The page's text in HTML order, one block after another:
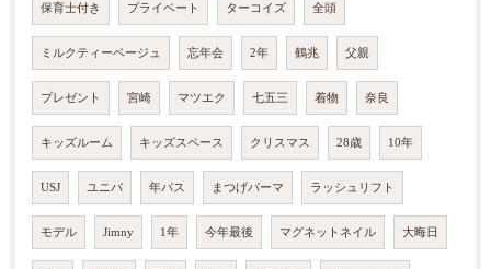
保育士付き プライベート ターコイズ 全頭
ミルクティーベージュ 忘年会 2年 鶴兆 父親
プレゼント 宮崎 マツエク 七五三 着物 奈良
キッズルーム キッズスペース クリスマス 28歳 10年
USJ ユニバ 年パス まつげパーマ ラッシュリフト
モデル Jimny 1年 今年最後 マグネットネイル 大晦日